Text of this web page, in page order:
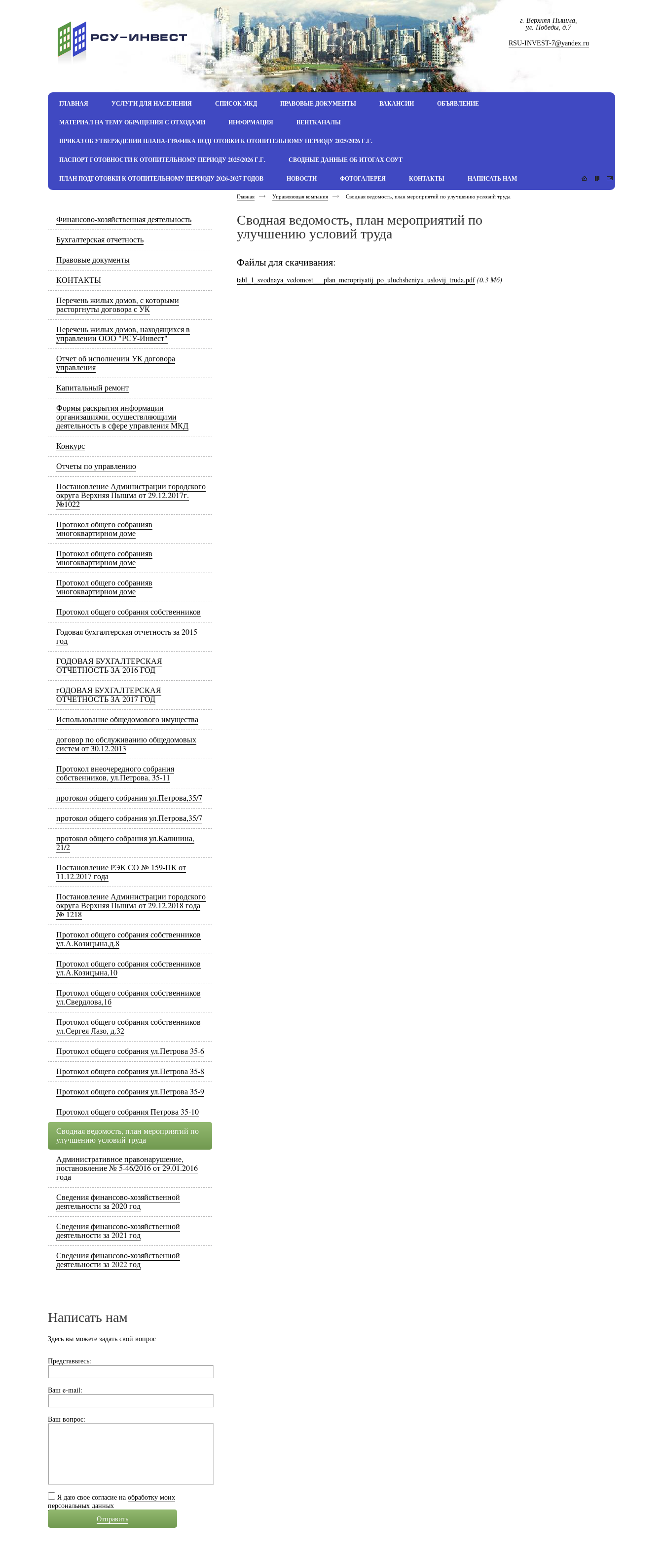
г. Верхняя Пышма,
ул. Победы, д.7
RSU-INVEST-7@yandex.ru
ГЛАВНАЯ УСЛУГИ ДЛЯ НАСЕЛЕНИЯ СПИСОК МКД ПРАВОВЫЕ ДОКУМЕНТЫ ВАКАНСИИ ОБЪЯВЛЕНИЕ
МАТЕРИАЛ НА ТЕМУ ОБРАЩЕНИЯ С ОТХОДАМИ ИНФОРМАЦИЯ ВЕНТКАНАЛЫ
ПРИКАЗ ОБ УТВЕРЖДЕНИИ ПЛАНА-ГРАФИКА ПОДГОТОВКИ К ОТОПИТЕЛЬНОМУ ПЕРИОДУ 2025/2026 Г.Г.
ПАСПОРТ ГОТОВНОСТИ К ОТОПИТЕЛЬНОМУ ПЕРИОДУ 2025/2026 Г.Г. СВОДНЫЕ ДАННЫЕ ОБ ИТОГАХ СОУТ
ПЛАН ПОДГОТОВКИ К ОТОПИТЕЛЬНОМУ ПЕРИОДУ 2026-2027 ГОДОВ НОВОСТИ ФОТОГАЛЕРЕЯ КОНТАКТЫ НАПИСАТЬ НАМ
Финансово-хозяйственная деятельность
Бухгалтерская отчетность
Правовые документы
КОНТАКТЫ
Перечень жилых домов, с которыми
расторгнуты договора с УК
Перечень жилых домов, находящихся в
управлении ООО "РСУ-Инвест"
Отчет об исполнении УК договора
управления
Капитальный ремонт
Формы раскрытия информации
организациями, осуществляющими
деятельность в сфере управления МКД
Конкурс
Отчеты по управлению
Постановление Администрации городского
округа Верхняя Пышма от 29.12.2017г.
№1022
Протокол общего собранияв
многоквартирном доме
Протокол общего собранияв
многоквартирном доме
Протокол общего собранияв
многоквартирном доме
Протокол общего собрания собственников
Годовая бухгалтерская отчетность за 2015
год
ГОДОВАЯ БУХГАЛТЕРСКАЯ
ОТЧЕТНОСТЬ ЗА 2016 ГОД
гОДОВАЯ БУХГАЛТЕРСКАЯ
ОТЧЕТНОСТЬ ЗА 2017 ГОД
Использование общедомового имущества
договор по обслуживанию общедомовых
систем от 30.12.2013
Протокол внеочередного собрания
собственников, ул.Петрова, 35-11
протокол общего собрания ул.Петрова,35/7
протокол общего собрания ул.Петрова,35/7
протокол общего собрания ул.Калинина,
21/2
Постановление РЭК СО № 159-ПК от
11.12.2017 года
Постановление Администрации городского
округа Верхняя Пышма от 29.12.2018 года
№ 1218
Протокол общего собрания собственников
ул.А.Козицына,д.8
Протокол общего собрания собственников
ул.А.Козицына,10
Протокол общего собрания собственников
ул.Свердлова,1б
Протокол общего собрания собственников
ул.Сергея Лазо, д.32
Протокол общего собрания ул.Петрова 35-6
Протокол общего собрания ул.Петрова 35-8
Протокол общего собрания ул.Петрова 35-9
Протокол общего собрания Петрова 35-10
Сводная ведомость, план мероприятий по
улучшению условий труда
Административное правонарушение,
постановление № 5-46/2016 от 29.01.2016
года
Сведения финансово-хозяйственной
деятельности за 2020 год
Сведения финансово-хозяйственной
деятельности за 2021 год
Сведения финансово-хозяйственной
деятельности за 2022 год
Написать нам
Здесь вы можете задать свой вопрос
Представьтесь:
Ваш e-mail:
Ваш вопрос:
Я даю свое согласие на обработку моих
персональных данных
Отправить
Главная Управляющая компания Сводная ведомость, план мероприятий по улучшению условий труда
Сводная ведомость, план мероприятий по
улучшению условий труда
Файлы для скачивания:
tabl_1_svodnaya_vedomost___plan_meropriyatij_po_uluchsheniyu_uslovij_truda.pdf (0.3 Мб)